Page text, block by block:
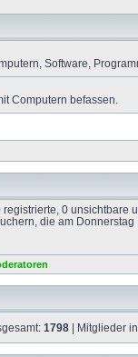
Software,
Computern befassen.
registrierte, 0 unsichtbare
die am
1798 | Mitglieder